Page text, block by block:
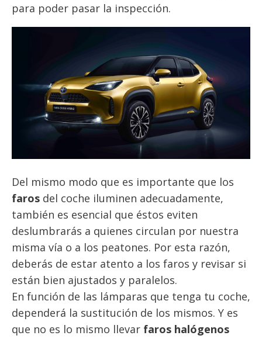
para poder pasar la inspección.
Del mismo modo que es importante que los
faros del coche iluminen adecuadamente,
también es esencial que éstos eviten
deslumbrarás a quienes circulan por nuestra
misma vía o a los peatones. Por esta razón,
deberás de estar atento a los faros y revisar si
están bien ajustados y paralelos.
En función de las lámparas que tenga tu coche,
dependerá la sustitución de los mismos. Y es
que no es lo mismo llevar faros halógenos